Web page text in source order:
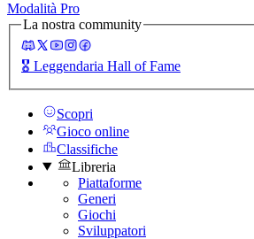
Modalità Pro
La nostra community
🎖️ Leggendaria Hall of Fame
Scopri
Gioco online
Classifiche
Libreria
Piattaforme
Generi
Giochi
Sviluppatori